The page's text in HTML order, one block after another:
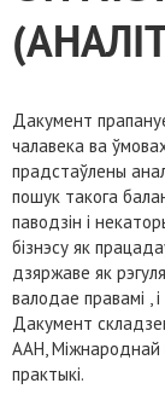
Дакумент
чалавека ва
прадстаўлены
пошук такога
паводзін і
бізнэсу як
дзяржаве як
валодае правамі ,
Дакумент
ААН, Міжнароднай
практыкі.